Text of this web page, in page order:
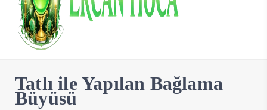
Tatlı ile Yapılan Bağlama
Büyüsü